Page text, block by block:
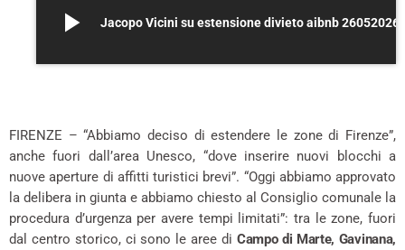
play_arrow Jacopo Vicini su estensione divieto aibnb 26052026
FIRENZE – “Abbiamo deciso di estendere le zone di Firenze”,
anche fuori dall’area Unesco, “dove inserire nuovi blocchi a
nuove aperture di affitti turistici brevi”. “Oggi abbiamo approvato
la delibera in giunta e abbiamo chiesto al Consiglio comunale la
procedura d’urgenza per avere tempi limitati”: tra le zone, fuori
dal centro storico, ci sono le aree di Campo di Marte, Gavinana,